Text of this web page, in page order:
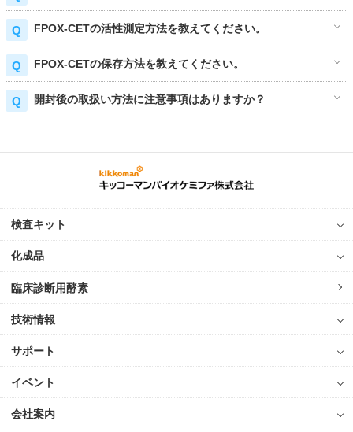
FPOX-CETの活性測定方法を教えてください。
FPOX-CETの保存方法を教えてください。
開封後の取扱い方法に注意事項はありますか？
検査キット
化成品
臨床診断用酵素
技術情報
サポート
イベント
会社案内